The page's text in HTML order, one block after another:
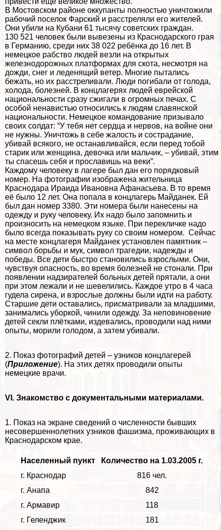
В Мостовском районе оккупанты полностью уничтожили
рабочий поселок Фарский и расстреляли его жителей.
Они убили на Кубани 61 тысячу советских граждан.
130 521 человек были вывезены из Краснодарского грая
в Германию, среди них 38 022 ребёнка до 16 лет. В
немецкое рабство людей везли на открытых
железнодорожных платформах для скота, несмотря на
дожди, снег и леденящий ветер. Многие пытались
бежать, но их расстреливали. Люди погибали от голода,
холода, болезней. В концлагерях людей еврейской
национальности сразу сжигали в огромных печах. С
особой ненавистью относились к людям славянской
национальности. Немецкое комaндование призывало
своих солдат: “У тебя нет сердца и нервов, на войне они
не нужны. Уничтожь в себе жалость и сострадание,
убивай всякого, не останавливайся, если перед тобой
старик или женщина, дeвoчка или мальчик, – убивай, этим
ты спасешь себя и прославишь на веки”.
Каждому человеку в лагере был дан его порядковый
номер. На фотографии изображена жительница
Краснодара Ираида Ивановна Афанасьева. В то время
её было 12 лет. Она попала в концлагерь Майданек. Ей
был дан номер 3380. Эти номера были нанесены на
одежду и руку человеку. Их надо было запомнить и
произносить на немецком языке. При перекличке надо
было всегда показывать руку со своим номером. Сейчас
на месте концлагеря Майданек установлен памятник –
символ борьбы и мук, символ трагедии, надежды и
победы. Все дети быстро становились взрослыми. Они,
чувствуя опасность, во время болезней не стонали. При
появлении надзирателей больных детей прятали, а они
при этом лежали и не шевелились. Каждое утро в 4 часа
гудела сирена, и взрослые должны были идти на работу.
Старшие дети оставались, присматривали за младшими,
занимались уборкой, чинили одежду. За неповиновение
детей секли плётками, издевались, проводили над ними
опыты, морили голодом, а затем убивали.
2. Показ фотографий детей – узников концлагерей
(Приложение). На этих детях проводили опыты
немецкие врачи.
VI. Знакомство с документальными материалами.
1. Показ на экране сведений о численности бывших
несовершеннолетних узников фашизма, проживающих в
Краснодарском крае.
Населенный пункт
Количество на 1.03.2005 г.
г. Краснодар
816 чел.
г. Анапа
842
г. Армавир
118
г. Геленджик
181